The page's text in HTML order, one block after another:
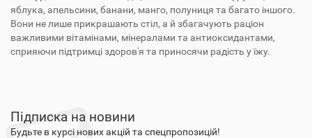
яблука, апельсини, банани, манго, полуниця та багато іншого.
Вони не лише прикрашають стіл, а й збагачують раціон
важливими вітамінами, мінералами та антиоксидантами,
сприяючи підтримці здоров'я та приносячи радість у їжу.
Підписка на новини
Будьте в курсі нових акцій та спецпропозицій!